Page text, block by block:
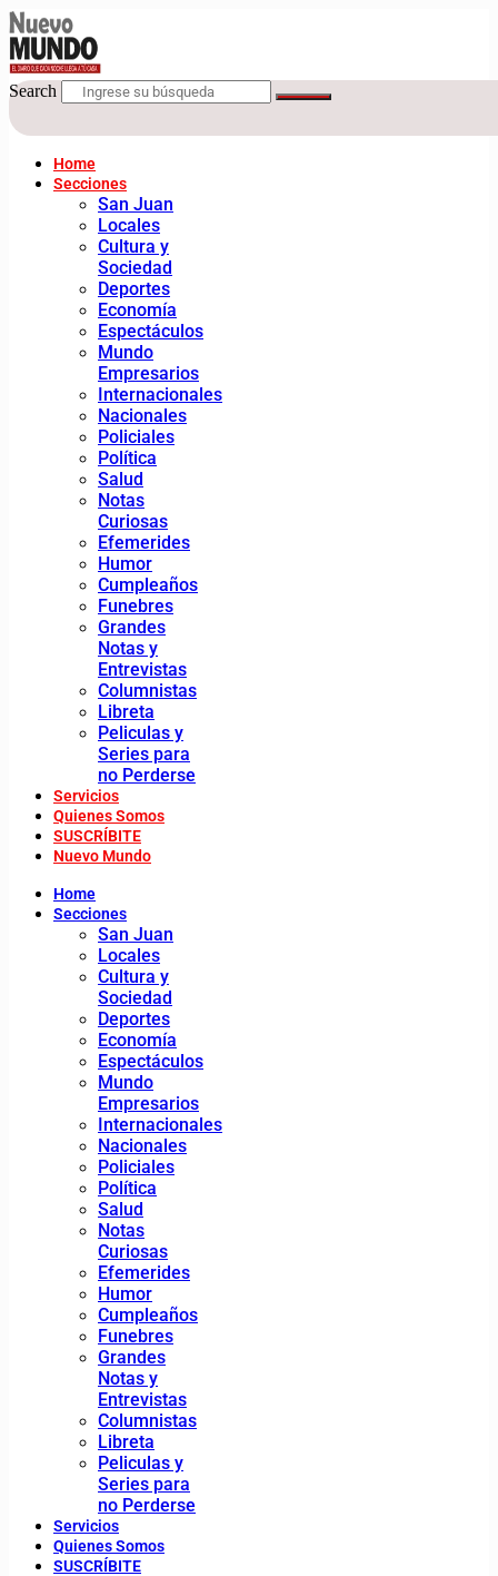
Search
Home
Secciones
San Juan
Locales
Cultura y
Sociedad
Deportes
Economía
Espectáculos
Mundo
Empresarios
Internacionales
Nacionales
Policiales
Política
Salud
Notas
Curiosas
Efemerides
Humor
Cumpleaños
Funebres
Grandes
Notas y
Entrevistas
Columnistas
Libreta
Peliculas y
Series para
no Perderse
Servicios
Quienes Somos
SUSCRÍBITE
Nuevo Mundo
Home
Secciones
San Juan
Locales
Cultura y
Sociedad
Deportes
Economía
Espectáculos
Mundo
Empresarios
Internacionales
Nacionales
Policiales
Política
Salud
Notas
Curiosas
Efemerides
Humor
Cumpleaños
Funebres
Grandes
Notas y
Entrevistas
Columnistas
Libreta
Peliculas y
Series para
no Perderse
Servicios
Quienes Somos
SUSCRÍBITE